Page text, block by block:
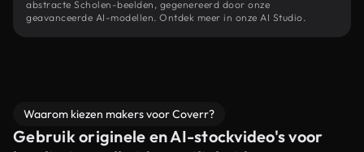
abstracte Scholen-beelden, gegenereerd door onze
geavanceerde AI-modellen. Ontdek meer in onze AI Studio.
Waarom kiezen makers voor Coverr?
Gebruik originele en AI-stockvideo's voor